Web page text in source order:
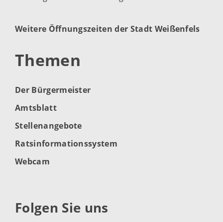
Weitere Öffnungszeiten der Stadt Weißenfels
Themen
Der Bürgermeister
Amtsblatt
Stellenangebote
Ratsinformationssystem
Webcam
Folgen Sie uns